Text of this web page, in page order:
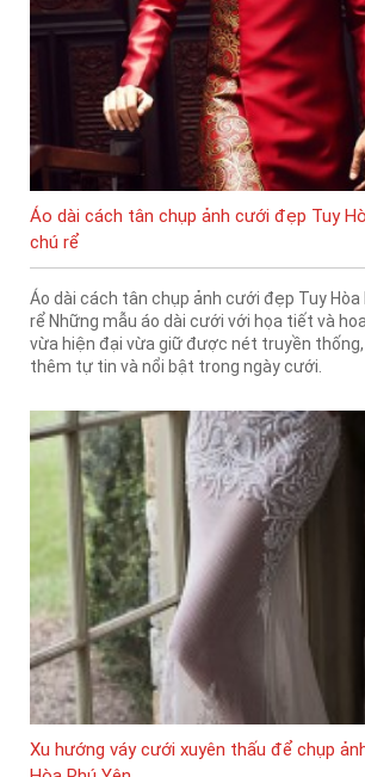
Áo dài cách tân chụp ảnh cưới đẹp Tuy
chú rể
Áo dài cách tân chụp ảnh cưới đẹp Tuy Hòa
rể Những mẫu áo dài cưới với họa tiết và
vừa hiện đại vừa giữ được nét truyền
thêm tự tin và nổi bật trong ngày cưới.
Xu hướng váy cưới xuyên thấu để chụp